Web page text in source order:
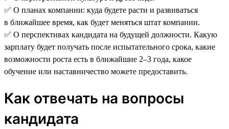
✅ О планах компании: куда будете расти и развиваться
в ближайшее время, как будет меняться штат компании.
✅ О перспективах кандидата на будущей должности. Какую
зарплату будет получать после испытательного срока, какие
возможности роста есть в ближайшие 2–3 года, какое
обучение или наставничество можете предоставить.
Как отвечать на вопросы
кандидата